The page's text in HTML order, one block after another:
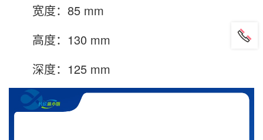
宽度：85 mm
高度：130 mm
深度：125 mm